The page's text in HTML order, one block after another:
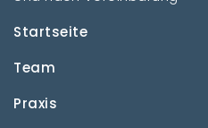
Startseite
Team
Praxis